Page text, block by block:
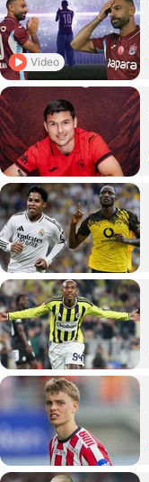
Video